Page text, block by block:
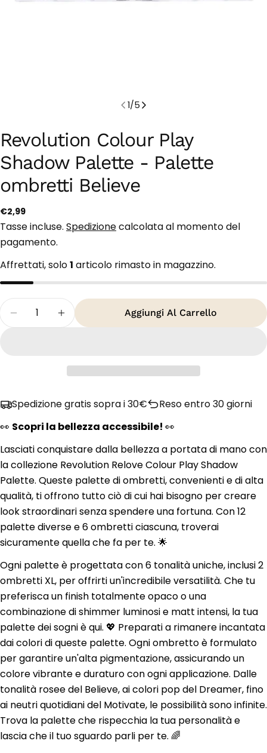
1/5
Revolution Colour Play
Shadow Palette - Palette
ombretti Believe
Prezzo
regolare
€2,99
Tasse incluse. Spedizionecalcolata al momento del
pagamento.
Affrettati, solo1 articolo rimasto in magazzino.
Quantità
Diminuisci La Quantità Per Revolution Colour
Aumenta La Quantità Per Revolution
Aggiungi Al Carrello
Spedizione gratis sopra i 30€
Reso entro 30 giorni
👀 Scopri la bellezza accessibile! 👀
Lasciati conquistare dalla bellezza a portata di mano con
la collezione Revolution Relove Colour Play Shadow
Palette. Queste palette di ombretti, convenienti e di alta
qualità, ti offrono tutto ciò di cui hai bisogno per creare
look straordinari senza spendere una fortuna. Con 12
palette diverse e 6 ombretti ciascuna, troverai
sicuramente quella che fa per te. 🌟
Ogni palette è progettata con 6 tonalità uniche, inclusi 2
ombretti XL, per offrirti un'incredibile versatilità. Che tu
preferisca un finish totalmente opaco o una
combinazione di shimmer luminosi e matt intensi, la tua
palette dei sogni è qui. 💖 Preparati a rimanere incantata
dai colori di queste palette. Ogni ombretto è formulato
per garantire un'alta pigmentazione, assicurando un
colore vibrante e duraturo con ogni applicazione. Dalle
tonalità rosee del Believe, ai colori pop del Dreamer, fino
ai neutri quotidiani del Motivate, le possibilità sono infinite.
Trova la palette che rispecchia la tua personalità e
lascia che il tuo sguardo parli per te. 🌈